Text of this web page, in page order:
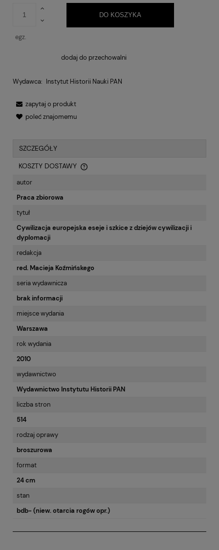
egz.
DO KOSZYKA
dodaj do przechowalni
Wydawca: Instytut Historii Nauki PAN
zapytaj o produkt
poleć znajomemu
SZCZEGÓŁY
KOSZTY DOSTAWY
CENA NIE ZAWIERA EWENTUALNYCH KOSZTÓW PŁATNOŚCI
autor
Praca zbiorowa
tytuł
Cywilizacja europejska eseje i szkice z dziejów cywilizacji i
dyplomacji
redakcja
red. Macieja Koźmińskego
seria wydawnicza
brak informacji
miejsce wydania
Warszawa
rok wydania
2010
wydawnictwo
Wydawnictwo Instytutu Historii PAN
liczba stron
514
rodzaj oprawy
broszurowa
format
24 cm
stan
bdb- (niew. otarcia rogów opr.)